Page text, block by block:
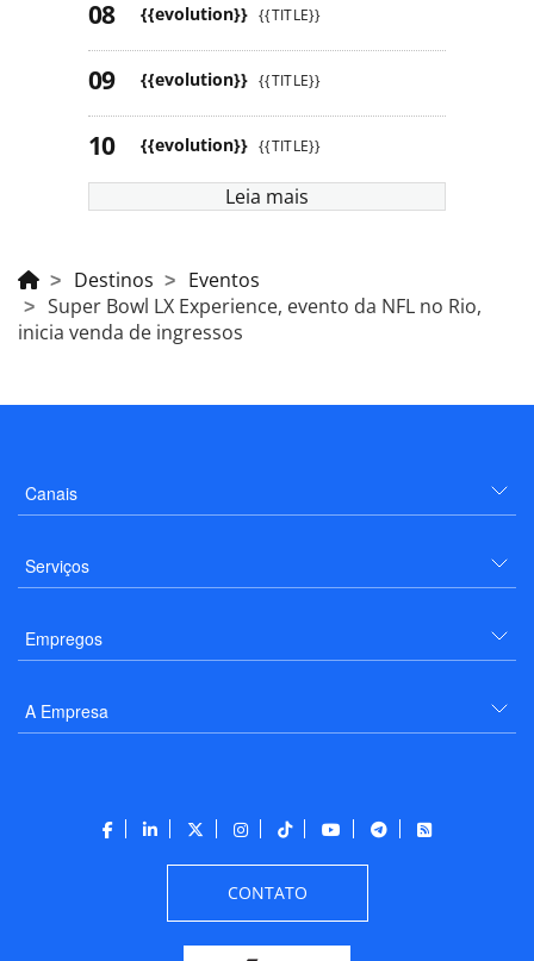
{{evolution}} {{TITLE}}
{{evolution}} {{TITLE}}
{{evolution}} {{TITLE}}
Leia mais
Destinos
Eventos
Super Bowl LX Experience, evento da NFL no Rio,
inicia venda de ingressos
Canais
Serviços
Empregos
A Empresa
CONTATO